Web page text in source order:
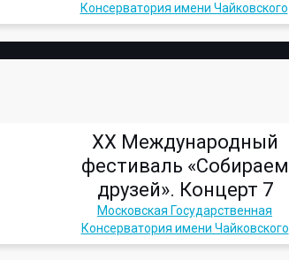
Консерватория имени Чайковского
XX Международный
фестиваль «Собираем
друзей». Концерт 7
Московская Государственная
Консерватория имени Чайковского